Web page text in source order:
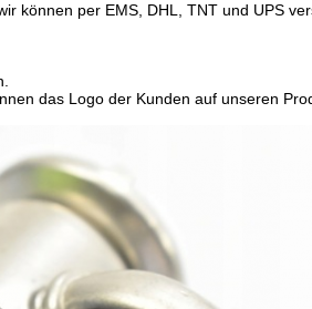
können per EMS, DHL, TNT und UPS
das Logo der Kunden auf unseren